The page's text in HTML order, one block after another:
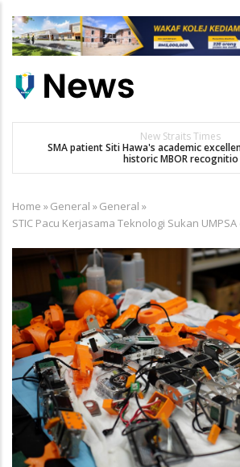
main
Main
New Straits Times
SMA patient Siti Hawa's academic
historic MBOR recognitio
Breadcrumb
Home »General »General »
STIC Pacu Kerjasama Teknologi Sukan